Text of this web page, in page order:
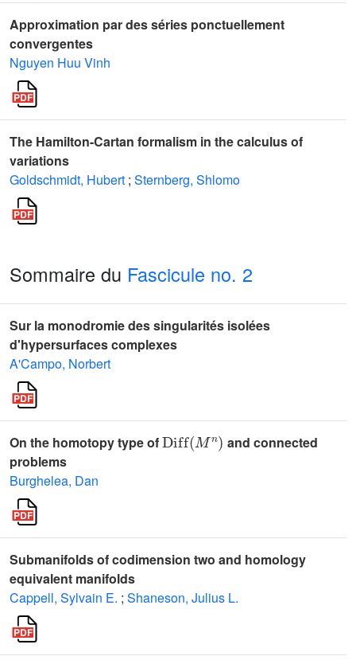
Approximation par des séries ponctuellement
convergentes
Nguyen Huu Vinh
The Hamilton-Cartan formalism in the calculus of
variations
Goldschmidt, Hubert ; Sternberg, Shlomo
Sommaire du Fascicule no. 2
Sur la monodromie des singularités isolées
d'hypersurfaces complexes
A'Campo, Norbert
On the homotopy type of
M
and connected
problems
Burghelea, Dan
Submanifolds of codimension two and homology
equivalent manifolds
Cappell, Sylvain E. ; Shaneson, Julius L.